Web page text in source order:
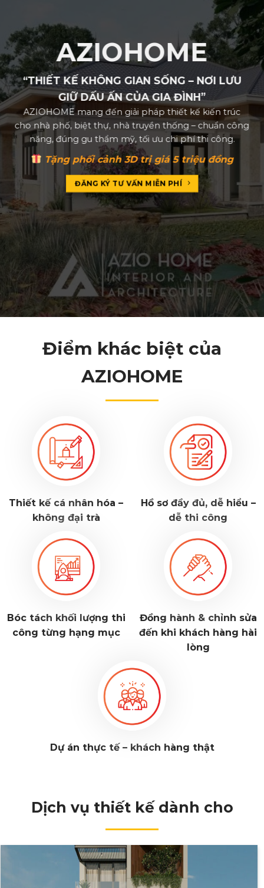
AZIOHOME
“THIẾT KẾ KHÔNG GIAN SỐNG – NƠI LƯU
GIỮ DẤU ẤN CỦA GIA ĐÌNH”
AZIOHOME mang đến giải pháp thiết kế kiến trúc
cho nhà phố, biệt thự, nhà truyền thống – chuẩn công
năng, đúng gu thẩm mỹ, tối ưu chi phí thi công.
Tặng phối cảnh 3D trị giá 5 triệu đồng
ĐĂNG KÝ TƯ VẤN MIỄN PHÍ
Điểm khác biệt của
AZIOHOME
Thiết kế cá nhân hóa –
không đại trà
Hồ sơ đầy đủ, dễ hiểu –
dễ thi công
Bóc tách khối lượng thi
công từng hạng mục
Đồng hành & chỉnh sửa
đến khi khách hàng hài
lòng
Dự án thực tế – khách hàng thật
Dịch vụ thiết kế dành cho